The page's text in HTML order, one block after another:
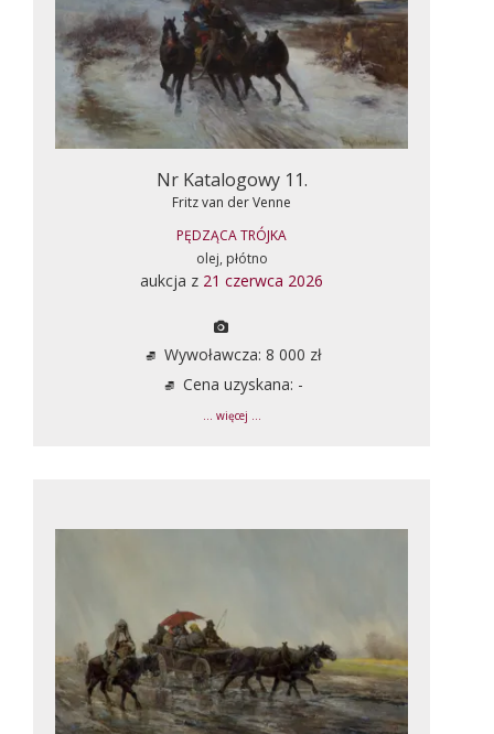
Nr Katalogowy 11.
Fritz van der Venne
PĘDZĄCA TRÓJKA
olej, płótno
aukcja z 21 czerwca 2026
Wywoławcza: 8 000 zł
Cena uzyskana: -
... więcej ...